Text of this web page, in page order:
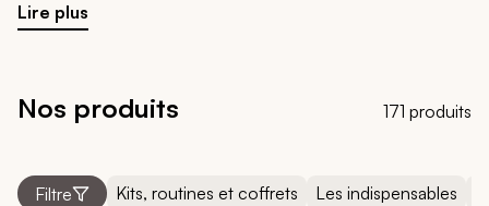
Lire plus
171 produits
Nos produits
Filtre Kits, routines et coffrets Les indispensables